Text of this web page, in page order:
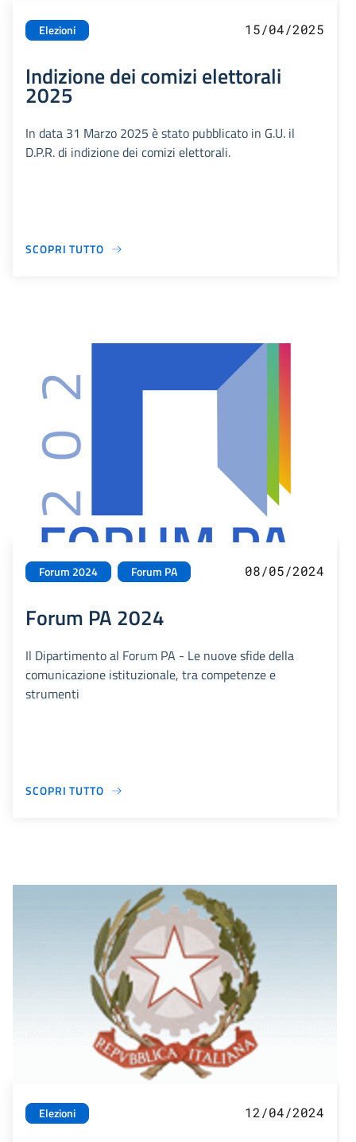
Elezioni 15/04/2025
Indizione dei comizi elettorali
2025
In data 31 Marzo 2025 è stato pubblicato in G.U. il
D.P.R. di indizione dei comizi elettorali.
SCOPRI TUTTO
Forum 2024 Forum PA 08/05/2024
Forum PA 2024
Il Dipartimento al Forum PA - Le nuove sfide della
comunicazione istituzionale, tra competenze e
strumenti
SCOPRI TUTTO
Elezioni 12/04/2024